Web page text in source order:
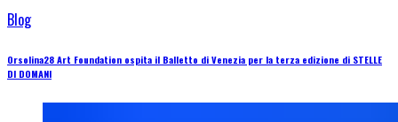
Blog
Orsolina28 Art Foundation ospita il Balletto di Venezia per la terza edizione di STELLE
DI DOMANI